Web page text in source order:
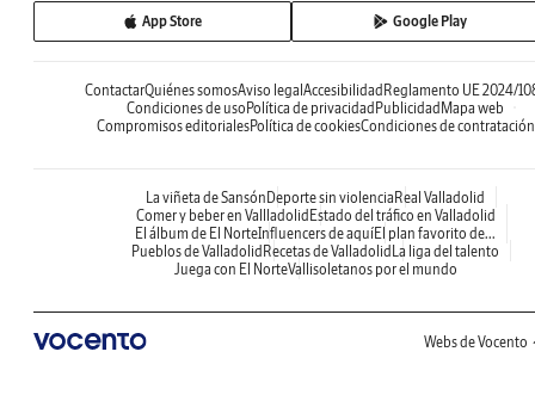
App Store Google Play
ContactarQuiénes somosAviso legal Accesibilidad Reglamento UE 2024/
Condiciones de uso Política de privacidad Publicidad Mapa web
Compromisos editorialesPolítica de cookiesCondiciones de contratación
La viñeta de Sansón Deporte sin violencia Real Valladolid
Comer y beber en Vallladolid Estado del tráfico en Valladolid
El álbum de El NorteInfluencers de aquíEl plan favorito de...
Pueblos de Valladolid Recetas de Valladolid La liga del talento
Juega con El NorteVallisoletanos por el mundo
Webs de Vocento